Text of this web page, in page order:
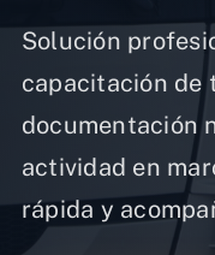
Solución
capacitación de
documentación
actividad en
rápida y